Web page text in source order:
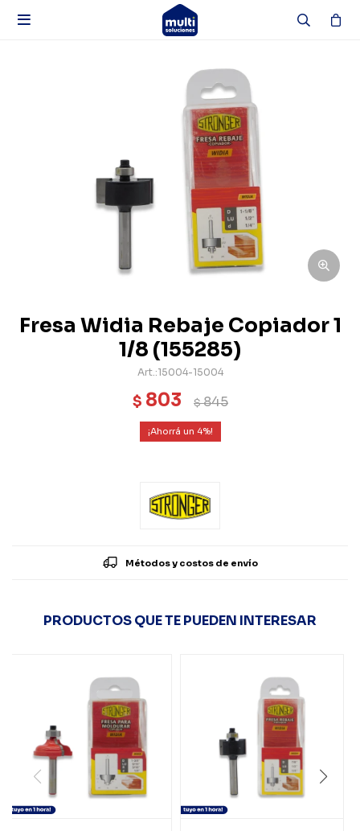

Fresa Widia Rebaje Copiador 1
1/8 (155285)
15004-15004
$ 803 $845
4
Métodos y costos de envío
PRODUCTOS QUE TE PUEDEN INTERESAR